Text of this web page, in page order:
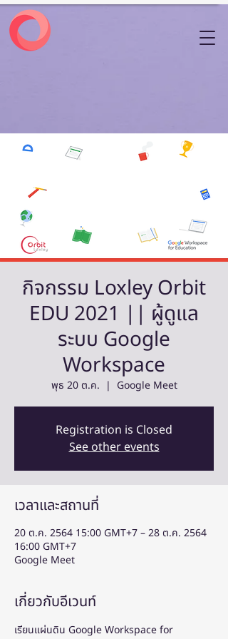
กิจกรรม Loxley Orbit
EDU 2021 || ผู้ดูแล
ระบบ Google
Workspace
พุธ 20 ต.ค.
  |
Google Meet
Registration is Closed
See other events
เวลาและสถานที่
20 ต.ค. 2564 15:00 GMT+7 – 28 ต.ค. 2564
16:00 GMT+7
Google Meet
เกี่ยวกับอีเวนท์
เรียนแผ่นดิน Google Workspace for